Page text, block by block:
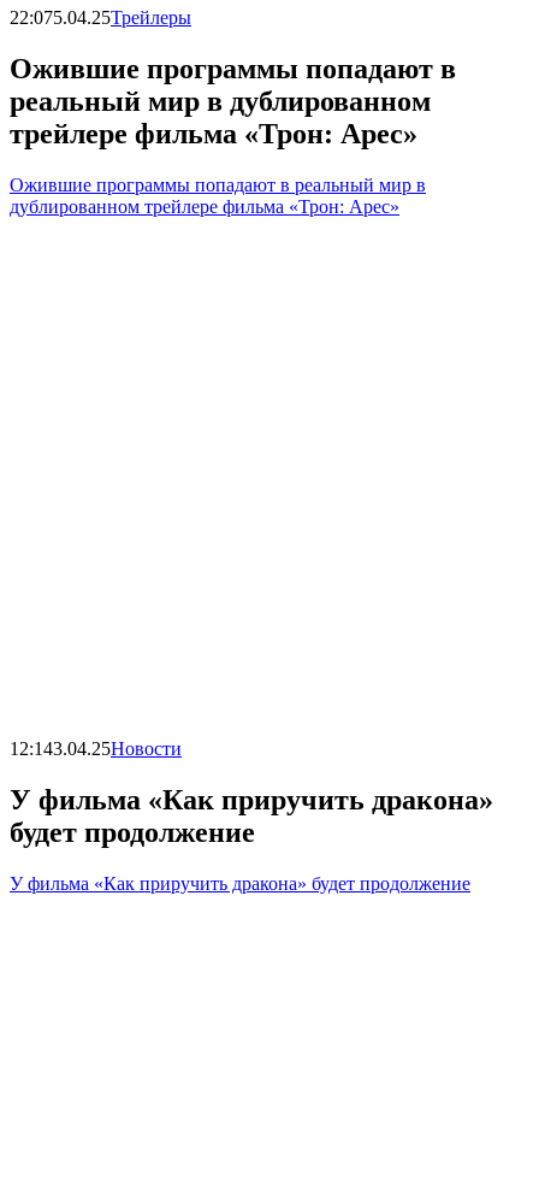
22:075.04.25Трейлеры
Ожившие программы попадают в
реальный мир в дублированном
трейлере фильма «Трон: Арес»
Ожившие программы попадают в реальный мир в
дублированном трейлере фильма «Трон: Арес»
12:143.04.25Новости
У фильма «Как приручить дракона»
будет продолжение
У фильма «Как приручить дракона» будет продолжение